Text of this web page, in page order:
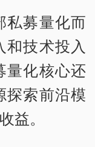
募量化而
技术投入
量化核心还
探索前沿模
益。